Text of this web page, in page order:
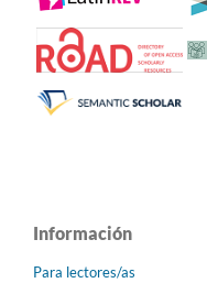
Información
Para lectores/as